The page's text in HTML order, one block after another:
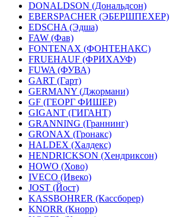
DONALDSON (Дональдсон)
EBERSPACHER (ЭБЕРШПЕХЕР)
EDSCHA (Эдша)
FAW (Фав)
FONTENAX (ФОНТЕНАКС)
FRUEHAUF (ФРИХАУФ)
FUWA (ФУВА)
GART (Гарт)
GERMANY (Джормани)
GF (ГЕОРГ ФИШЕР)
GIGANT (ГИГАНТ)
GRANNING (Граннинг)
GRONAX (Гронакс)
HALDEX (Халдекс)
HENDRICKSON (Хендриксон)
HOWO (Хово)
IVECO (Ивеко)
JOST (Йост)
KASSBOHRER (Касcборер)
KNORR (Кнорр)